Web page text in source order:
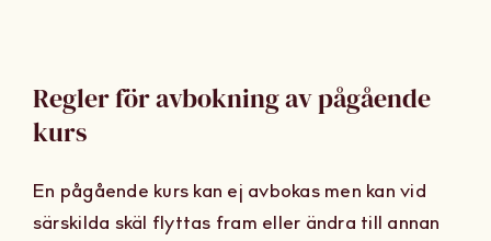
Regler för avbokning av pågående
kurs
En pågående kurs kan ej avbokas men kan vid
särskilda skäl flyttas fram eller ändra till annan